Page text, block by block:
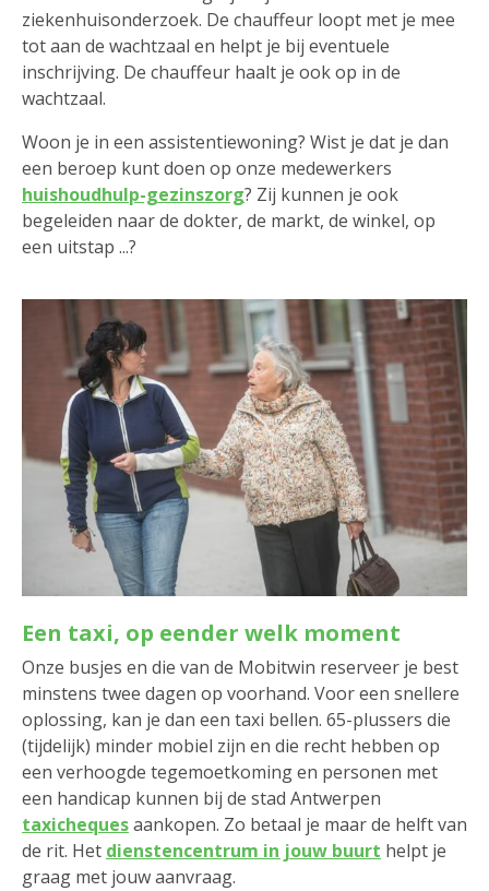
ziekenhuisonderzoek. De chauffeur loopt met je mee
tot aan de wachtzaal en helpt je bij eventuele
inschrijving. De chauffeur haalt je ook op in de
wachtzaal.
Woon je in een assistentiewoning? Wist je dat je dan
een beroep kunt doen op onze medewerkers
huishoudhulp-gezinszorg? Zij kunnen je ook
begeleiden naar de dokter, de markt, de winkel, op
een uitstap ...?
Een taxi, op eender welk moment
Onze busjes en die van de Mobitwin reserveer je best
minstens twee dagen op voorhand. Voor een snellere
oplossing, kan je dan een taxi bellen. 65-plussers die
(tijdelijk) minder mobiel zijn en die recht hebben op
een verhoogde tegemoetkoming en personen met
een handicap kunnen bij de stad Antwerpen
taxichequesaankopen. Zo betaal je maar de helft van
de rit. Het dienstencentrum in jouw buurt helpt je
graag met jouw aanvraag.